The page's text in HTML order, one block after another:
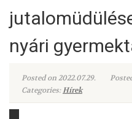
nyári
Posted on 2022.07.29.
Categories:Hírek